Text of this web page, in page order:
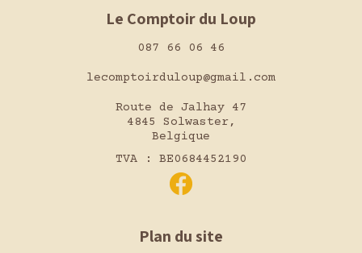
Le Comptoir du Loup
087 66 06 46
lecomptoirduloup@gmail.com
Route de Jalhay 47
4845 Solwaster,
Belgique
TVA : BE0684452190
Plan du site